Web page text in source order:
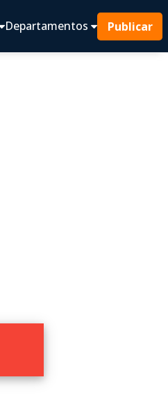
Departamentos Publicar